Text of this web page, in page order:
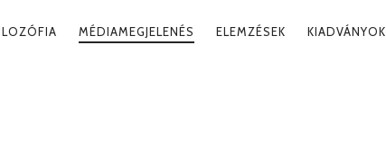
MÉDIAMEGJELENÉS ELEMZÉSEK KIADVÁNYOK